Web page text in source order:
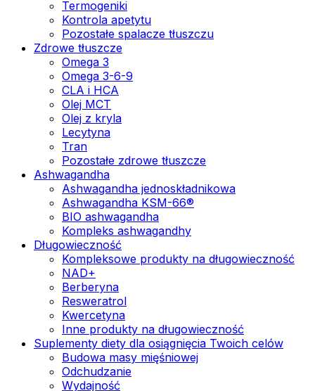
Termogeniki
Kontrola apetytu
Pozostałe spalacze tłuszczu
Zdrowe tłuszcze
Omega 3
Omega 3-6-9
CLA i HCA
Olej MCT
Olej z kryla
Lecytyna
Tran
Pozostałe zdrowe tłuszcze
Ashwagandha
Ashwagandha jednoskładnikowa
Ashwagandha KSM-66®
BIO ashwagandha
Kompleks ashwagandhy
Długowieczność
Kompleksowe produkty na długowieczność
NAD+
Berberyna
Resweratrol
Kwercetyna
Inne produkty na długowieczność
Suplementy diety dla osiągnięcia Twoich celów
Budowa masy mięśniowej
Odchudzanie
Wydajność